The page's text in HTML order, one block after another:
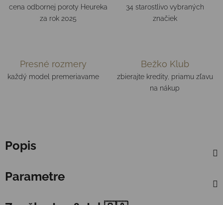
cena odbornej poroty Heureka
za rok 2025
34 starostlivo vybraných
značiek
Presné rozmery
každý model premeriavame
Bežko Klub
zbierajte kredity, priamu zľavu
na nákup
Popis
Parametre